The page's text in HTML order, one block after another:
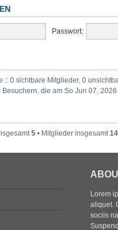
Passwort:
:: 0 sichtbare Mitglieder, 0
Besuchern, die am So Jun 07,
5 • Mitglieder insgesamt
Lorem
aliquet.
sociis